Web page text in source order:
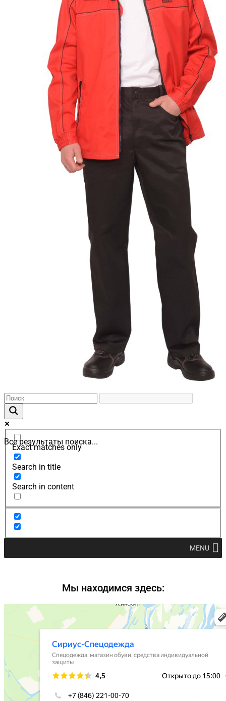
Все результаты поиска...
Exact matches only
Search in title
Search in content
MENU
Мы находимся здесь: